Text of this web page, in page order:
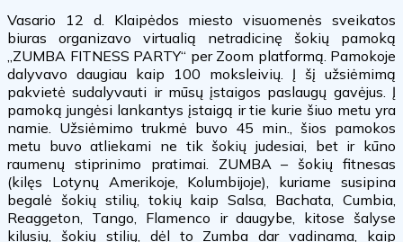
Vasario 12 d. Klaipėdos miesto visuomenės sveikatos
biuras organizavo virtualią netradicinę šokių pamoką
„ZUMBA FITNESS PARTY“ per Zoom platformą. Pamokoje
dalyvavo daugiau kaip 100 moksleivių. Į šį užsiėmimą
pakvietė sudalyvauti ir mūsų įstaigos paslaugų gavėjus. Į
pamoką jungėsi lankantys įstaigą ir tie kurie šiuo metu yra
namie. Užsiėmimo trukmė buvo 45 min., šios pamokos
metu buvo atliekami ne tik šokių judesiai, bet ir kūno
raumenų stiprinimo pratimai. ZUMBA – šokių fitnesas
(kilęs Lotynų Amerikoje, Kolumbijoje), kuriame susipina
begalė šokių stilių, tokių kaip Salsa, Bachata, Cumbia,
Reaggeton, Tango, Flamenco ir daugybe, kitose šalyse
kilusių, šokių stilių, dėl to Zumba dar vadinama, kaip